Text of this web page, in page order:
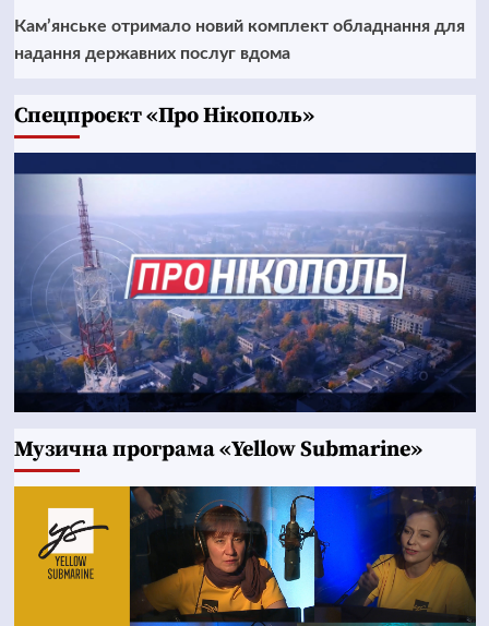
Кам’янське отримало новий комплект обладнання для
надання державних послуг вдома
Cпецпроєкт «Про Нікополь»
Музична програма «Yellow Submarine»